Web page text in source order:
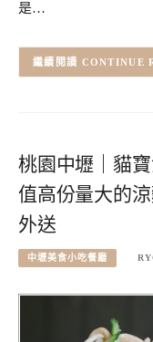
是…
CONTINUE
桃園中壢｜貓
值高份量大的
外送
中壢美食小吃餐廳